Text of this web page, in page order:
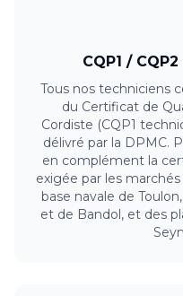
CQP1 /
Tous nos techniciens
du Certificat de
Cordiste (CQP1
délivré par la DPMC.
en complément la
exigée par les
base navale de
et de Bandol, et des